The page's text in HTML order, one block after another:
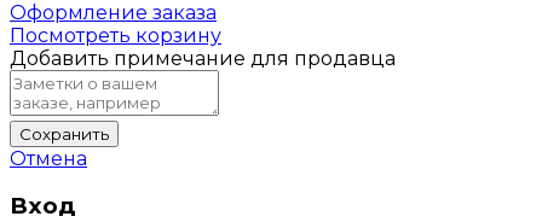
Оформление заказа
Посмотреть корзину
Добавить примечание для продавца
Сохранить
Отмена
Вход